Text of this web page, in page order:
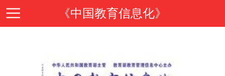
《中国教育信息化》